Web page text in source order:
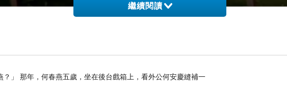
繼續閱讀
」 那年，何春燕五歲，坐在後台戲箱上，看外公何安慶縫補一